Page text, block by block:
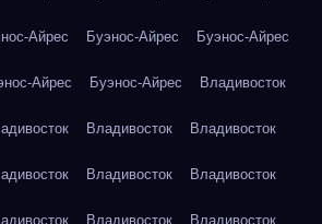
Айрес Буэнос-Айрес Буэнос-Айрес
Айрес Буэнос-Айрес Владивосток
Владивосток Владивосток
Владивосток Владивосток
Владивосток Владивосток